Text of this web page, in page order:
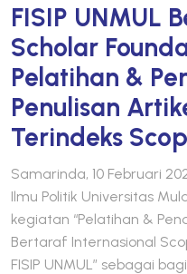
FISIP UNMUL
Scholar
Pelatihan &
Penulisan
Terindeks
Samarinda, 10 Februari
Ilmu Politik Universitas
kegiatan “Pelatihan &
Bertaraf Internasional
FISIP UNMUL” sebagai